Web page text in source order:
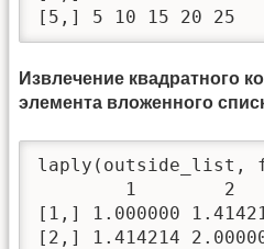
[5,] 5 10 15 20 25
Извлечение квадратного
элемента вложенного
laply(outside_list,
1        2
[1,] 1.000000
[2,] 1.414214